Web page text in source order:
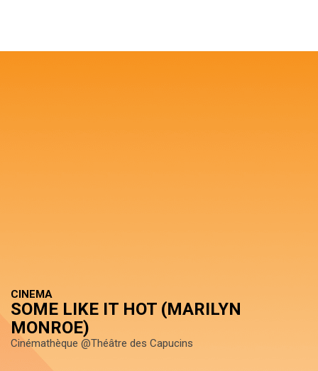
CINEMA
SOME LIKE IT HOT (MARILYN
MONROE)
Cinémathèque @Théâtre des Capucins